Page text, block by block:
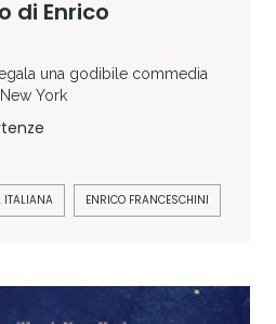
di Enrico
una godibile commedia
York
ITALIANA ENRICO FRANCESCHINI